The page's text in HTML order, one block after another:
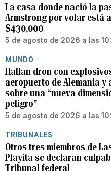
La casa donde nació la
Armstrong por volar está
$430,000
5 de agosto de 2026 a las
MUNDO
Hallan dron con
aeropuerto de Alemania y
sobre una “nueva
peligro”
5 de agosto de 2026 a las
TRIBUNALES
Otros tres miembros de
Playita se declaran
Tribunal federal